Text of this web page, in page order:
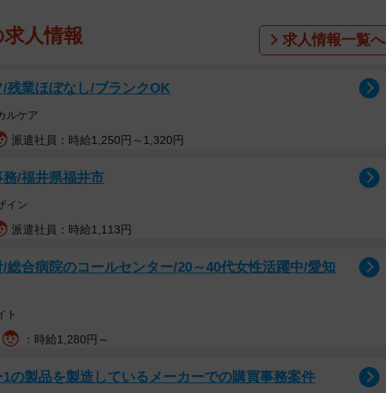
人情報 求人情報一覧へ
残業ほぼなし/ブランクOK
ルケア
派遣社員：時給1,250円～1,320円
/福井県福井市
イン
派遣社員：時給1,113円
総合病院のコールセンター/20～40代女性活躍中/愛知
ト
：時給1,280円～
の製品を製造しているメーカーでの購買事務案件